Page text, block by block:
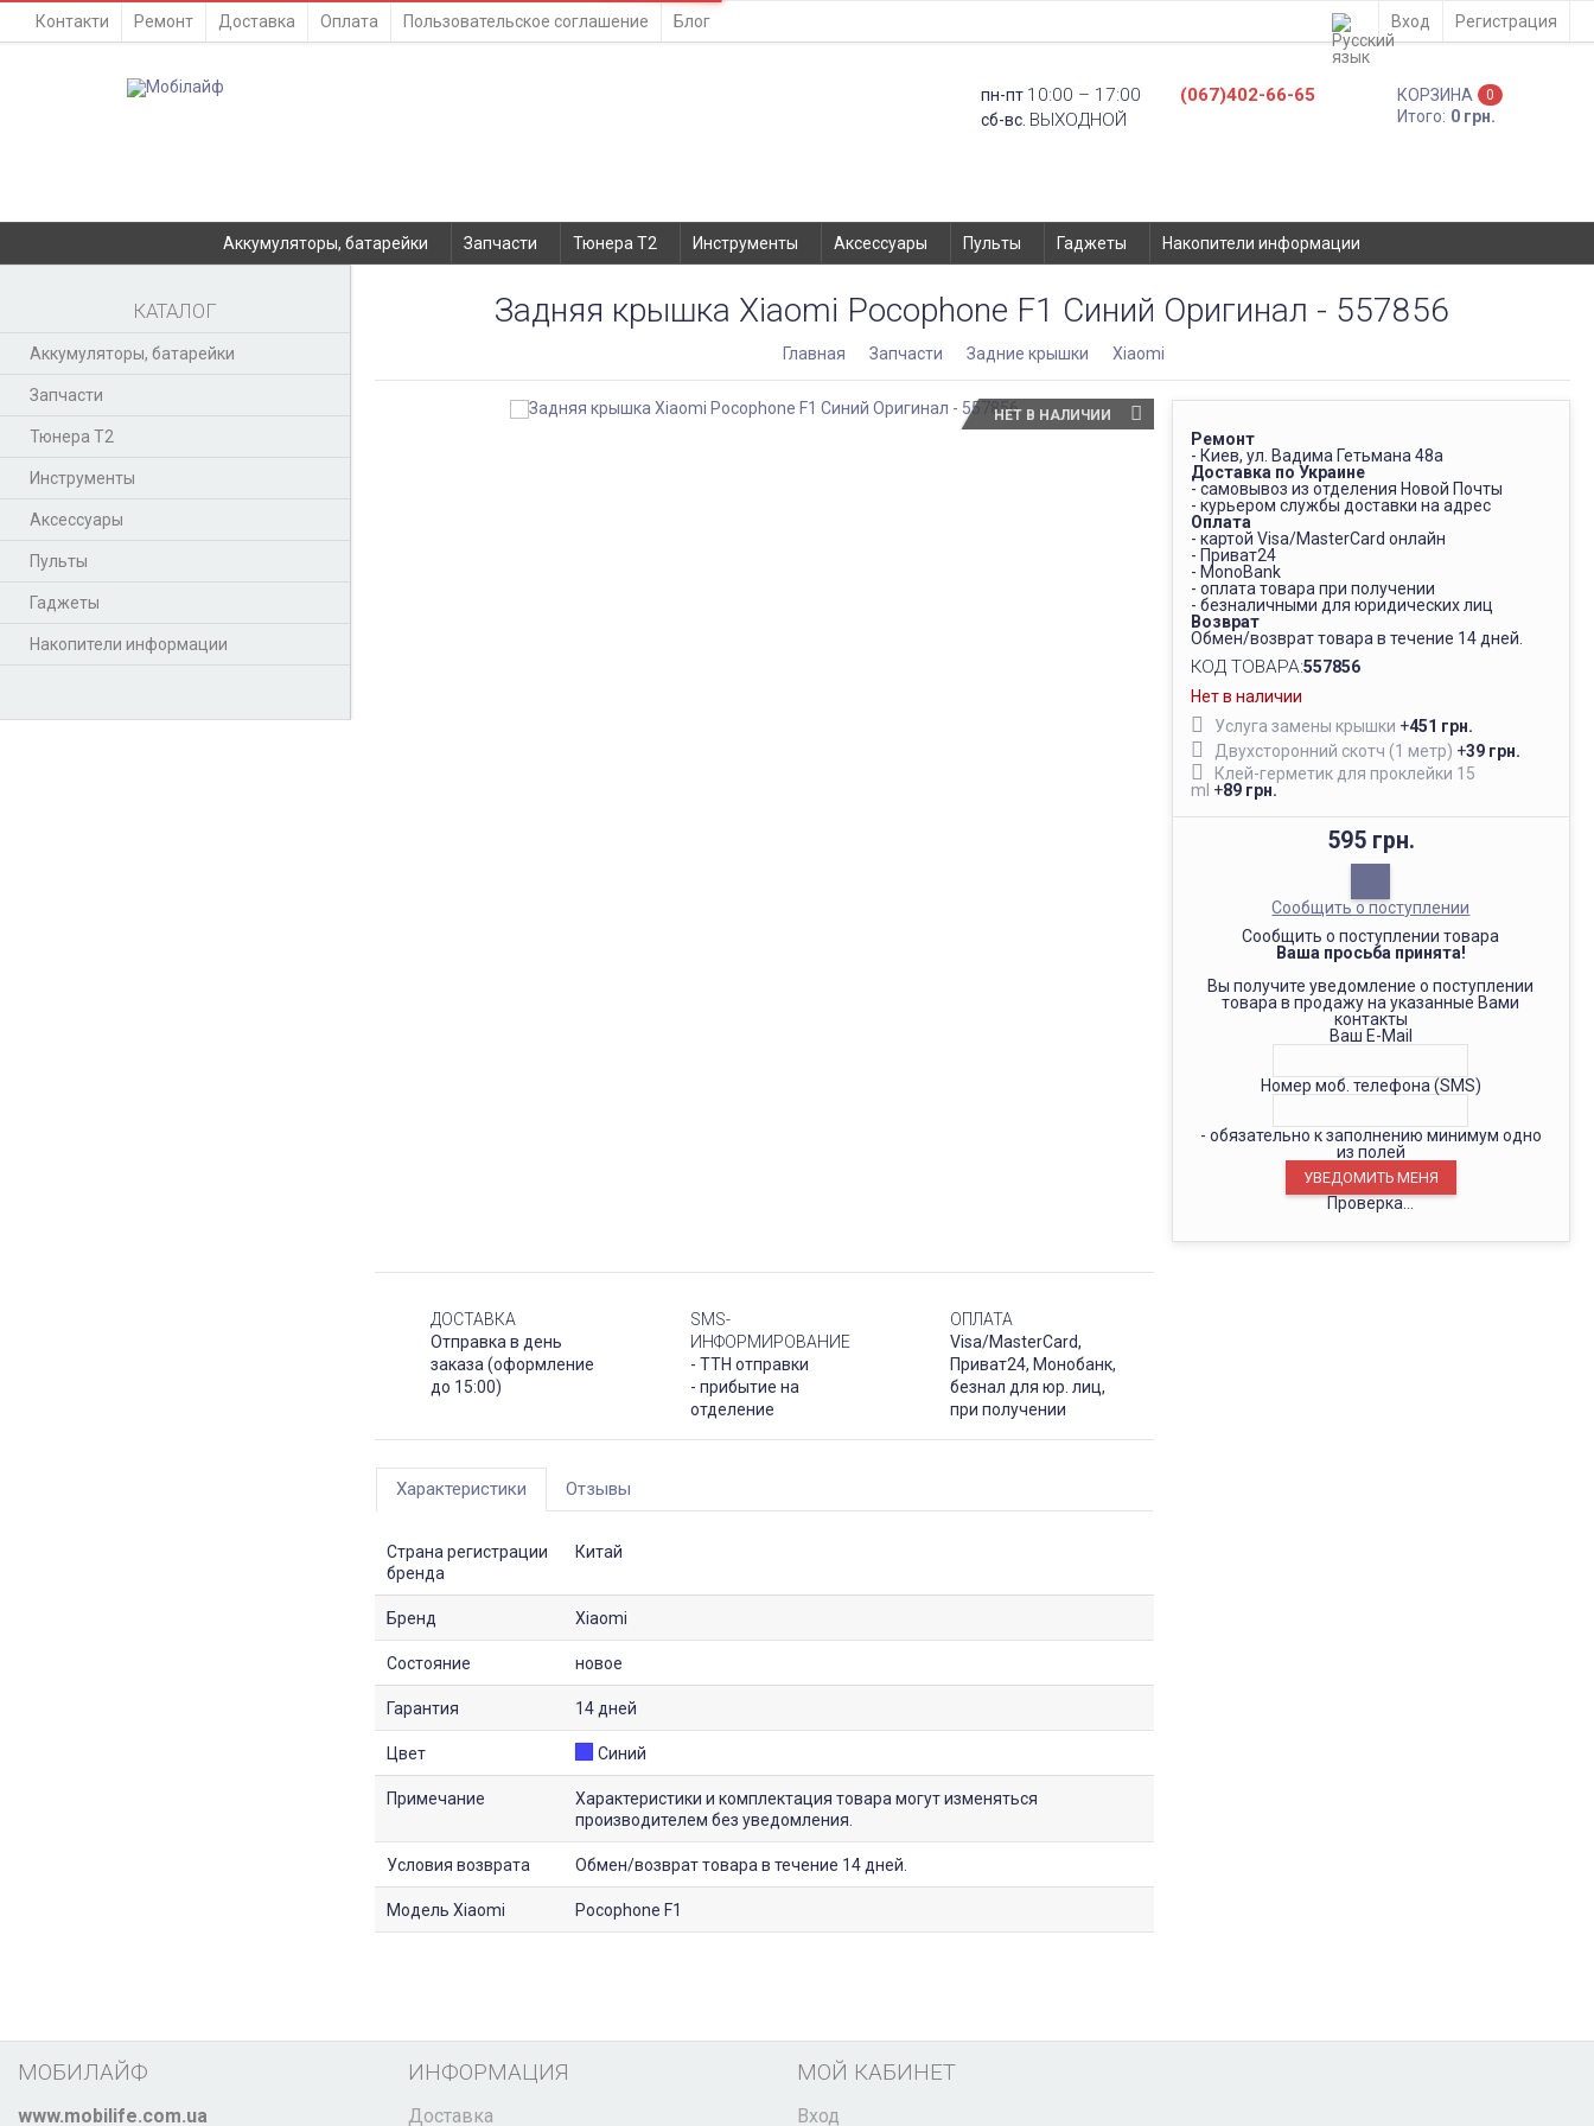
Контакти Ремонт Доставка Оплата Пользовательское соглашение Блог Вход Регистрация
пн-пт 10:00 – 17:00
сб-вс. ВЫХОДНОЙ
(067)402-66-65 КОРЗИНА 0
Итого: 0 грн.
Аккумуляторы, батарейки Запчасти Тюнера T2 Инструменты Аксессуары Пульты Гаджеты Накопители информации
КАТАЛОГ
Аккумуляторы, батарейки
Запчасти
Тюнера T2
Инструменты
Аксессуары
Пульты
Гаджеты
Накопители информации
Задняя крышка Xiaomi Pocophone F1 Синий Оригинал - 557856
Главная Запчасти Задние крышки Xiaomi
НЕТ В НАЛИЧИИ
Ремонт
- Киев, ул. Вадима Гетьмана 48а
Доставка по Украине
- самовывоз из отделения Новой Почты
- курьером службы доставки на адрес
Оплата
- картой Visa/MasterCard онлайн
- Приват24
- MonoBank
- оплата товара при получении
- безналичными для юридических лиц
Возврат
Обмен/возврат товара в течение 14 дней.
КОД ТОВАРА:557856
Нет в наличии
Услуга замены крышки +451 грн.
Двухсторонний скотч (1 метр) +39 грн.
Клей-герметик для проклейки 15
ml +89 грн.
595 грн.
Сообщить о поступлении
Сообщить о поступлении товара
Ваша просьба принята!
Вы получите уведомление о поступлении
товара в продажу на указанные Вами
контакты
Ваш E-Mail
Номер моб. телефона (SMS)
- обязательно к заполнению минимум одно
из полей
Проверка...
ДОСТАВКА
Отправка в день
заказа (оформление
до 15:00)
SMS-
ИНФОРМИРОВАНИЕ
- ТТН отправки
- прибытие на
отделение
ОПЛАТА
Visa/MasterCard,
Приват24, Монобанк,
безнал для юр. лиц,
при получении
Характеристики Отзывы
Страна регистрации
бренда
Китай
Бренд Xiaomi
Состояние новое
Гарантия 14 дней
Цвет Синий
Примечание
Характеристики и комплектация товара могут изменяться
производителем без уведомления.
Условия возврата Обмен/возврат товара в течение 14 дней.
Модель Xiaomi Pocophone F1
МОБИЛАЙФ
www.mobilife.com.ua
ИНФОРМАЦИЯ
Доставка
МОЙ КАБИНЕТ
Вход